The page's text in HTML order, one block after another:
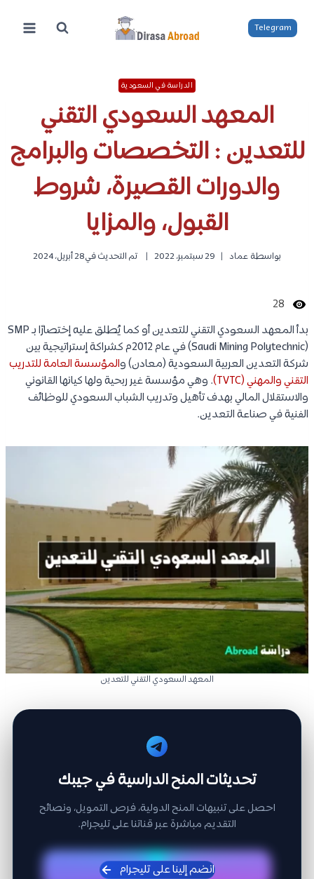
المحتوى
Telegram
الدراسة في السعودية
المعهد السعودي التقني
للتعدين : التخصصات والبرامج
والدورات القصيرة، شروط
القبول، والمزايا
بواسطة عماد 29 سبتمبر، 2022 تم التحديث في28 أبريل، 2024
28
بدأ المعهد السعودي التقني للتعدين أو كما يُطلق عليه إختصارًا بـ SMP
(Saudi Mining Polytechnic) في عام 2012م كشراكة إستراتيجية بين
شركة التعدين العربية السعودية (معادن) والمؤسسة العامة للتدريب
التقني والمهني (TVTC)
. وهي مؤسسة غير ربحية ولها كيانها القانوني
والاستقلال المالي بهدف تأهيل وتدريب الشباب السعودي للوظائف
الفنية في صناعة التعدين.
المعهد السعودي التقني للتعدين
تحديثات المنح الدراسية في جيبك
احصل على تنبيهات المنح الدولية، فرص التمويل، ونصائح
التقديم مباشرة عبر قناتنا على تليجرام.
انضم إلينا على تليجرام